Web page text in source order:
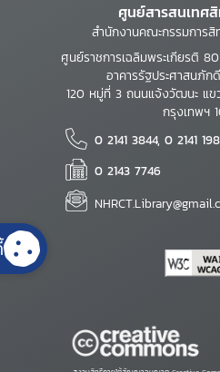
ศูนย์สารสนเทศ
สำนักงานคณะกรรมการ
ศูนย์ราชการเฉลิมพระเกียรติ
อาคารรัฐประศาสนภัก
120 หมู่ที่ 3 ถนนแจ้งวัฒนะ แ
กรุงเทพฯ
0 2141 3844, 0 2141
0 2143 7746